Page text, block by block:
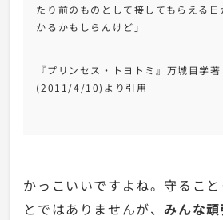
たり前のものとして接してもらえる
かるかもしらんけど」
『プリンセス・トヨトミ』万城目学著
(2011/4/10) より引用
かっこいいですよね。守るこ
とではありませんが、みんな